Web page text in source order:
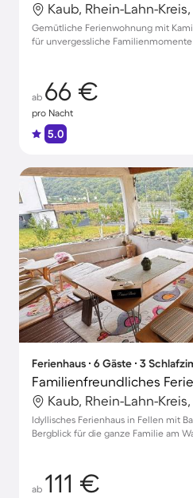
Kaub, Rhein-Lahn-
Gemütliche Ferienwohnung mit
für unvergessliche
ab 66 €
pro Nacht
5.0
Ferienhaus ∙ 6 Gäste ∙ 3
Kaub, Rhein-Lahn-
Idyllisches Ferienhaus in Fellen mit
Bergblick für die ganze Familie am
ab 111 €